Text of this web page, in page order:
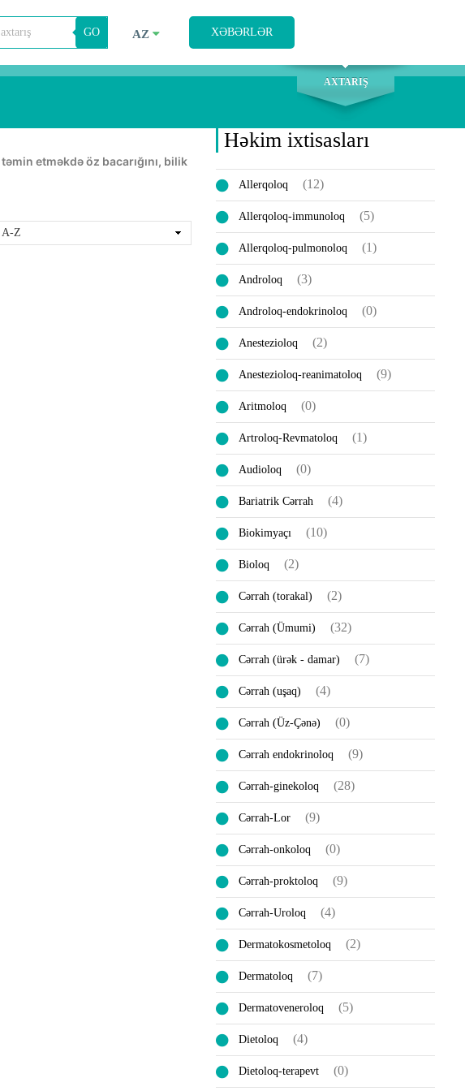
XƏBƏRLƏR
AZ
GO
AXTARIŞ
Həkim ixtisasları
Allerqoloq (12)
Allerqoloq-immunoloq (5)
Allerqoloq-pulmonoloq (1)
Androloq (3)
Androloq-endokrinoloq (0)
Anestezioloq (2)
Anestezioloq-reanimatoloq (9)
Aritmoloq (0)
Artroloq-Revmatoloq (1)
Audioloq (0)
Bariatrik Cərrah (4)
Biokimyaçı (10)
Bioloq (2)
Cərrah (torakal) (2)
Cərrah (Ümumi) (32)
Cərrah (ürək - damar) (7)
Cərrah (uşaq) (4)
Cərrah (Üz-Çənə) (0)
Cərrah endokrinoloq (9)
Cərrah-ginekoloq (28)
Cərrah-Lor (9)
Cərrah-onkoloq (0)
Cərrah-proktoloq (9)
Cərrah-Uroloq (4)
Dermatokosmetoloq (2)
Dermatoloq (7)
Dermatoveneroloq (5)
Dietoloq (4)
Dietoloq-terapevt (0)